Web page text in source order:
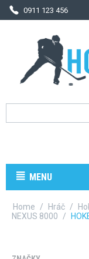
0911 123 456
shop@hokejshop.sk
MENU
Home / Hráč /
NEXUS 8000 /